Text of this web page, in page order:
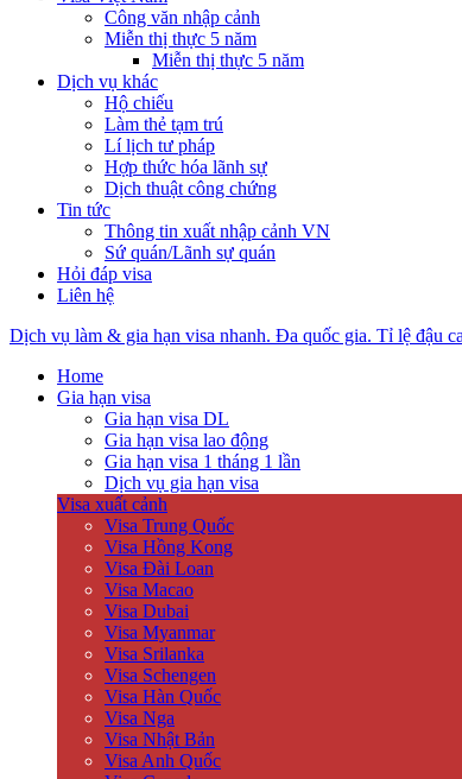
Công văn nhập cảnh
Miễn thị thực 5 năm
Miễn thị thực 5 năm
Dịch vụ khác
Hộ chiếu
Làm thẻ tạm trú
Lí lịch tư pháp
Hợp thức hóa lãnh sự
Dịch thuật công chứng
Tin tức
Thông tin xuất nhập cảnh VN
Sứ quán/Lãnh sự quán
Hỏi đáp visa
Liên hệ
Dịch vụ làm & gia hạn visa nhanh. Đa quốc gia. Tỉ lệ đậu
Home
Gia hạn visa
Gia hạn visa DL
Gia hạn visa lao động
Gia hạn visa 1 tháng 1 lần
Dịch vụ gia hạn visa
Visa xuất cảnh
Visa Trung Quốc
Visa Hồng Kong
Visa Đài Loan
Visa Macao
Visa Dubai
Visa Myanmar
Visa Srilanka
Visa Schengen
Visa Hàn Quốc
Visa Nga
Visa Nhật Bản
Visa Anh Quốc